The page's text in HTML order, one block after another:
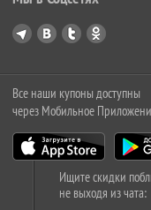
Все наши купоны доступны
через Мобильное
Ищите скидки
не выходя из чата: